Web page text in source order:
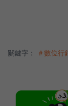
關鍵字： ＃數位行